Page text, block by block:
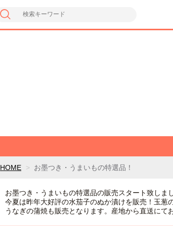
HOME お墨つき・うまいもの特選品！
お墨つき・うまいもの特選品の販売スタート致しまし
今夏は昨年大好評の水茄子のぬか漬けを販売！玉葱
うなぎの蒲焼も販売となります。産地から直送にて